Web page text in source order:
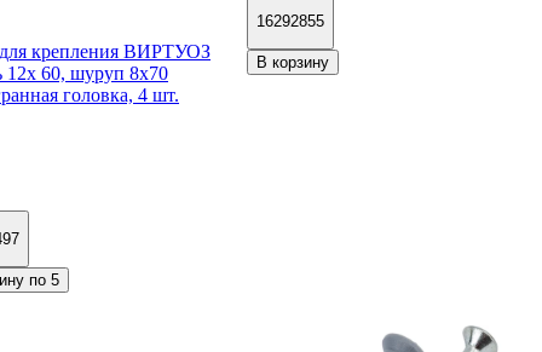
крепления ВИРТУОЗ
12х 60, шуруп 8х70
головка, 4 шт.
по 5
16292855
В корзину